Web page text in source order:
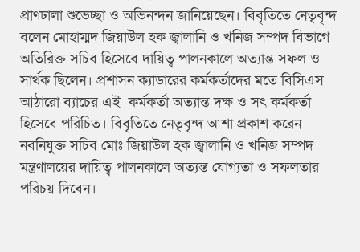
প্রাণঢালা শুভেচ্ছা ও অভিনন্দন জানিয়েছেন। বিবৃতিতে নেতৃবৃন্দ
বলেন মোহাম্মদ জিয়াউল হক জ্বালানি ও খনিজ সম্পদ বিভাগে
অতিরিক্ত সচিব হিসেবে দায়িত্ব পালনকালে অত্যান্ত সফল ও
সার্থক ছিলেন। প্রশাসন ক্যাডারের কর্মকর্তাদের মতে বিসিএস
আঠারো ব্যাচের এই কর্মকর্তা অত্যান্ত দক্ষ ও সৎ কর্মকর্তা
হিসেবে পরিচিত। বিবৃতিতে নেতৃবৃন্দ আশা প্রকাশ করেন
নবনিযুক্ত সচিব মোঃ জিয়াউল হক জ্বালানি ও খনিজ সম্পদ
মন্ত্রণালয়ের দায়িত্ব পালনকালে অত্যন্ত যোগ্যতা ও সফলতার
পরিচয় দিবেন।